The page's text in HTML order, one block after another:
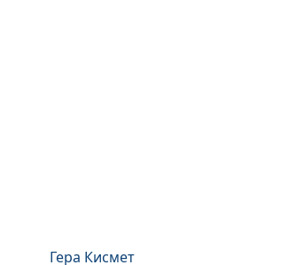
Гера Кисмет